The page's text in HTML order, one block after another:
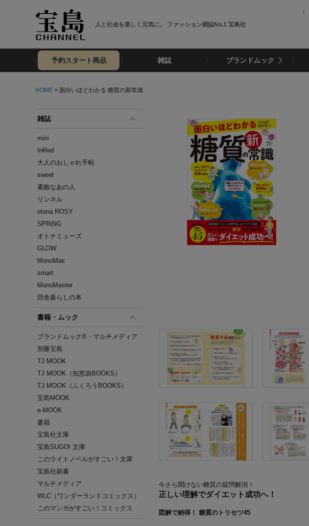
人と社会を楽しく元気に。 ファッション雑誌No.1 宝島社
予約スタート商品 雑誌 ブランドムック
HOME > 面白いほどわかる 糖質の新常識
雑誌
mini
InRed
大人のおしゃれ手帖
sweet
素敵なあの人
リンネル
otona ROSY
SPRiNG
オトナミューズ
GLOW
MonoMax
smart
MonoMaster
田舎暮らしの本
書籍・ムック
ブランドムック®・マルチメディア
別冊宝島
TJ MOOK
TJ MOOK（知恵袋BOOKS）
TJ MOOK（ふくろうBOOKS）
宝島MOOK
e-MOOK
書籍
宝島社文庫
宝島SUGOI 文庫
このライトノベルがすごい！文庫
宝島社新書
マルチメディア
WLC（ワンダーランドコミックス）
このマンガがすごい！コミックス
今さら聞けない糖質の疑問解消！
正しい理解でダイエット成功へ！
図解で納得！ 糖質のトリセツ45